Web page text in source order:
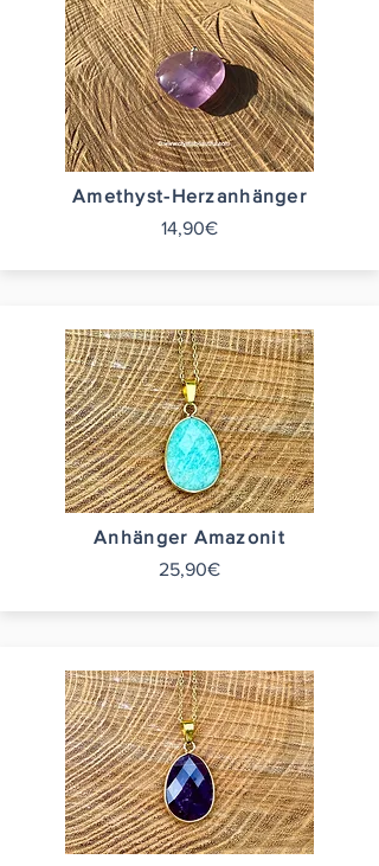
Amethyst-Herzanhänger
14,90€
Anhänger Amazonit
25,90€